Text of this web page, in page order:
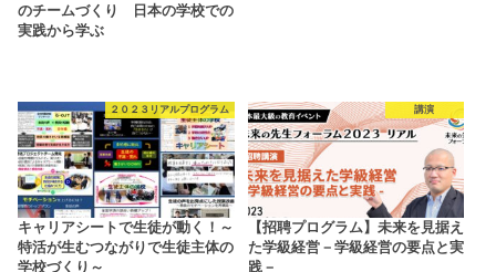
のチームづくり 日本の学校での
実践から学ぶ
２０２３リアルプログラム
キャリアシートで生徒が動く！～
特活が生むつながりで生徒主体の
学校づくり～
講演
【招聘プログラム】未来を見据え
た学級経営－学級経営の要点と実
践－